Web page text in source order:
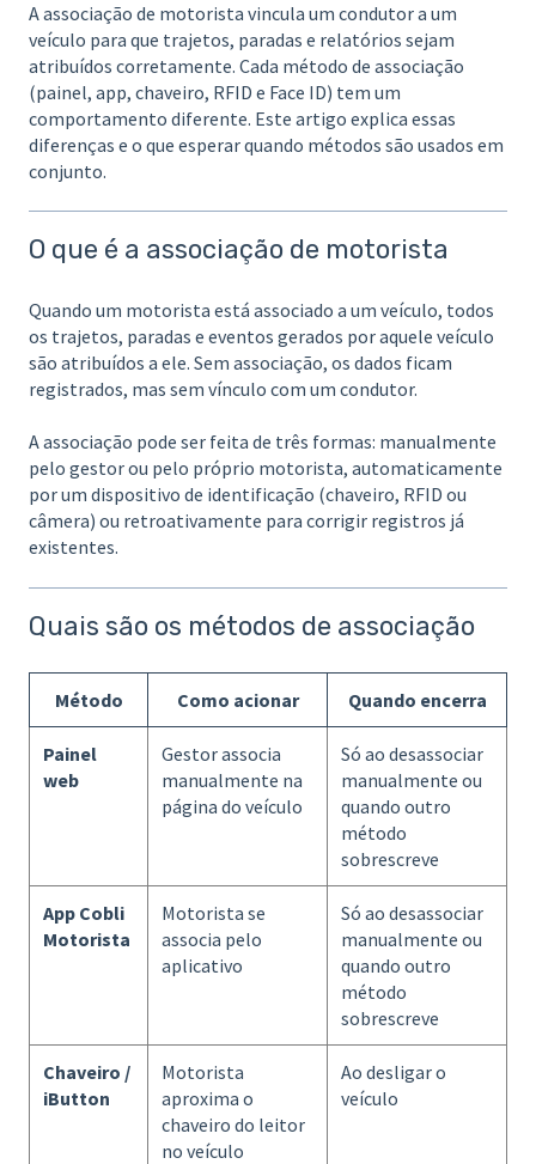
A associação de motorista vincula um condutor a um
veículo para que trajetos, paradas e relatórios sejam
atribuídos corretamente. Cada método de associação
(painel, app, chaveiro, RFID e Face ID) tem um
comportamento diferente. Este artigo explica essas
diferenças e o que esperar quando métodos são usados em
conjunto.
O que é a associação de motorista
Quando um motorista está associado a um veículo, todos
os trajetos, paradas e eventos gerados por aquele veículo
são atribuídos a ele. Sem associação, os dados ficam
registrados, mas sem vínculo com um condutor.
A associação pode ser feita de três formas: manualmente
pelo gestor ou pelo próprio motorista, automaticamente
por um dispositivo de identificação (chaveiro, RFID ou
câmera) ou retroativamente para corrigir registros já
existentes.
Quais são os métodos de associação
Método Como acionar Quando encerra
Painel
web
Gestor associa
manualmente na
página do veículo
Só ao desassociar
manualmente ou
quando outro
método
sobrescreve
App Cobli
Motorista
Motorista se
associa pelo
aplicativo
Só ao desassociar
manualmente ou
quando outro
método
sobrescreve
Chaveiro /
iButton
Motorista
aproxima o
chaveiro do leitor
no veículo
Ao desligar o
veículo